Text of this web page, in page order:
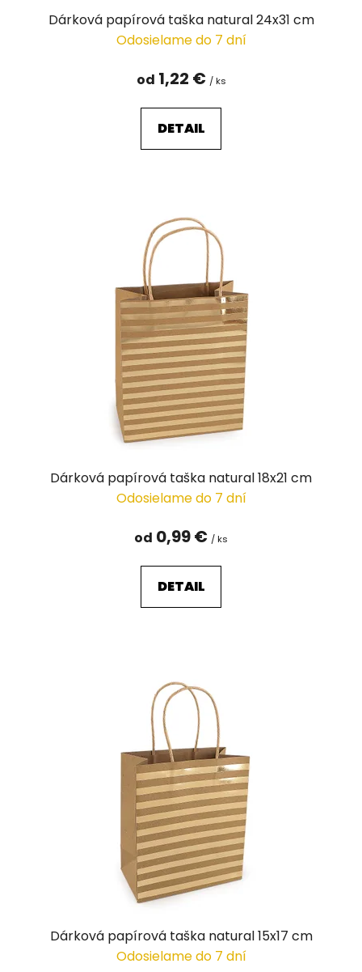
Dárková papírová taška natural 24x31 cm
Odosielame do 7 dní
od 1,22 € / ks
DETAIL
Dárková papírová taška natural 18x21 cm
Odosielame do 7 dní
od 0,99 € / ks
DETAIL
Dárková papírová taška natural 15x17 cm
Odosielame do 7 dní